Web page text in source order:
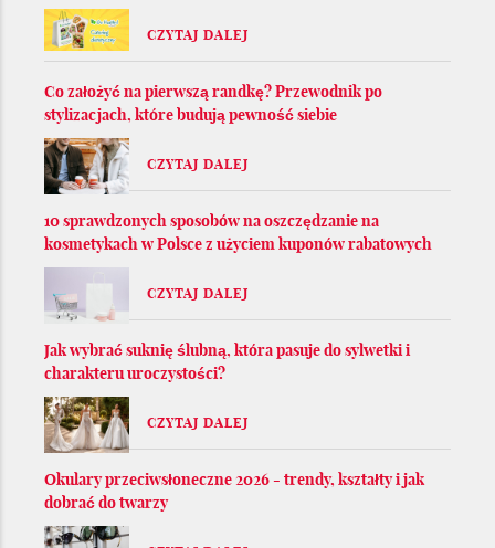
CZYTAJ DALEJ
Co założyć na pierwszą randkę? Przewodnik po
stylizacjach, które budują pewność siebie
CZYTAJ DALEJ
10 sprawdzonych sposobów na oszczędzanie na
kosmetykach w Polsce z użyciem kuponów rabatowych
CZYTAJ DALEJ
Jak wybrać suknię ślubną, która pasuje do sylwetki i
charakteru uroczystości?
CZYTAJ DALEJ
Okulary przeciwsłoneczne 2026 - trendy, kształty i jak
dobrać do twarzy